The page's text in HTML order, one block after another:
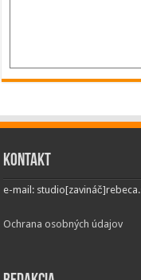
Kontakt
e-mail:
Ochrana osobných údajov